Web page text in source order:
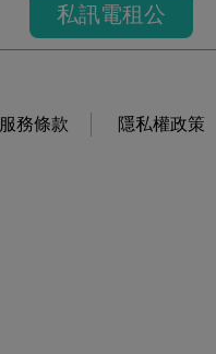
私訊電租公
服務條款 隱私權政策